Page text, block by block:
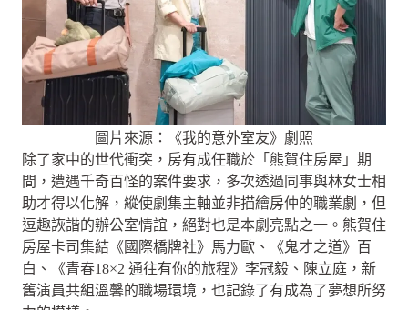
圖片來源：《我的意外室友》劇照
除了家中的世代衝突，房有成任職於「熊賀住房屋」期
間，遭遇千奇百怪的案件要求，多次透過同事與林女士相
助才得以化解，縱使劇集主軸並非描繪房仲的職業劇，但
逗趣詼諧的辦公室情誼，絕對也是本劇亮點之一。熊賀住
房屋卡司集結《國際橋牌社》馬力歐、《鬼才之道》百
白、《青春18×2 通往有你的旅程》李冠毅、陳立庭，新
舊演員共組溫馨的職場環境，也記錄了有成為了夢想所努